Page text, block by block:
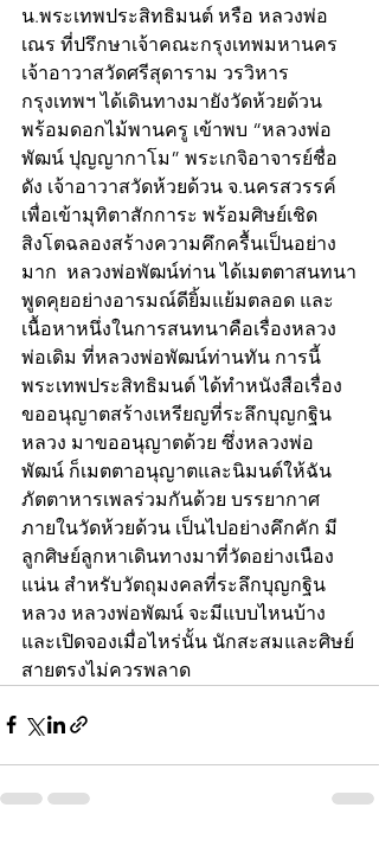
น.พระเทพประสิทธิมนต์ หรือ หลวงพ่อ
เณร ที่ปรึกษาเจ้าคณะกรุงเทพมหานคร
เจ้าอาวาสวัดศรีสุดาราม วรวิหาร
กรุงเทพฯ ได้เดินทางมายังวัดห้วยด้วน
พร้อมดอกไม้พานครู เข้าพบ “หลวงพ่อ
พัฒน์ ปุญญากาโม” พระเกจิอาจารย์ชื่อ
ดัง เจ้าอาวาสวัดห้วยด้วน จ.นครสวรรค์
เพื่อเข้ามุทิตาสักการะ พร้อมศิษย์เชิด
สิงโตฉลองสร้างความคึกครื้นเป็นอย่าง
มาก  หลวงพ่อพัฒน์ท่าน ได้เมตตาสนทนา
พูดคุยอย่างอารมณ์ดียิ้มแย้มตลอด และ
เนื้อหาหนึ่งในการสนทนาคือเรื่องหลวง
พ่อเดิม ที่หลวงพ่อพัฒน์ท่านทัน การนี้
พระเทพประสิทธิมนต์ ได้ทำหนังสือเรื่อง
ขออนุญาตสร้างเหรียญที่ระลึกบุญกฐิน
หลวง มาขออนุญาตด้วย ซึ่งหลวงพ่อ
พัฒน์ ก็เมตตาอนุญาตและนิมนต์ให้ฉัน
ภัตตาหารเพลร่วมกันด้วย บรรยากาศ
ภายในวัดห้วยด้วน เป็นไปอย่างคึกคัก มี
ลูกศิษย์ลูกหาเดินทางมาที่วัดอย่างเนือง
แน่น สำหรับวัตถุมงคลที่ระลึกบุญกฐิน
หลวง หลวงพ่อพัฒน์ จะมีแบบไหนบ้าง
และเปิดจองเมื่อไหร่นั้น นักสะสมและศิษย์
สายตรงไม่ควรพลาด